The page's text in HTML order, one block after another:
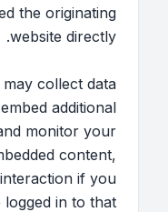
the originating
website directly.
collect data
additional
monitor your
content,
if you
in to that